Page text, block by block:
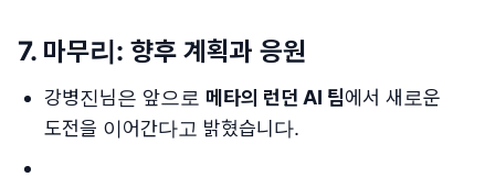
7. 마무리: 향후 계획과 응원
강병진님은 앞으로 메타의 런던 AI 팀에서 새로운
도전을 이어간다고 밝혔습니다.